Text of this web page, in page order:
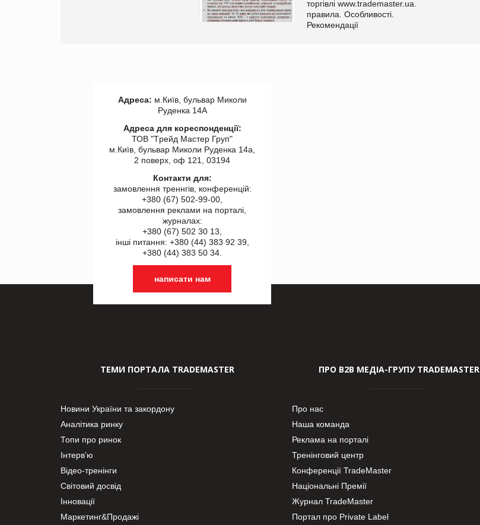
торгівлі www.trademaster.ua.
правила. Особливості.
Рекомендації
Адреса: м.Київ, бульвар Миколи
Руденка 14А
Адреса для кореспонденції:
ТОВ "Tрейд Мастер Груп"
м.Київ, бульвар Миколи Руденка 14а,
2 поверх, оф 121, 03194
Контакти для:
замовлення треннгів, конференцій:
+380 (67) 502-99-00,
замовлення реклами на порталі,
журналах:
+380 (67) 502 30 13,
інші питання: +380 (44) 383 92 39,
+380 (44) 383 50 34.
написати нам
ТЕМИ ПОРТАЛА TRADEMASTER
Новини України та закордону
Аналітика ринку
Топи про ринок
Інтерв’ю
Відео-тренінги
Світовий досвід
Інновації
Маркетинг&Продажі
ПРО В2В МЕДІА-ГРУПУ TRADEMASTER
Про нас
Наша команда
Реклама на порталі
Тренінговий центр
Конференції TradeMaster
Національні Премії
Журнал TradeMaster
Портал про Private Label